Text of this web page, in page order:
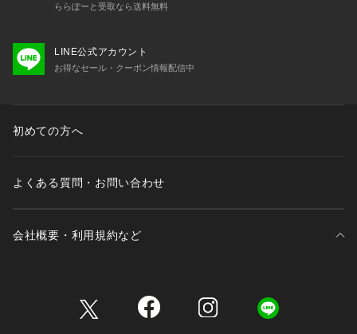
ららぽーと受取なら送料無料
LINE公式アカウント
お得なセール・クーポン情報配信中
初めての方へ
よくある質問・お問い合わせ
会社概要・利用規約など